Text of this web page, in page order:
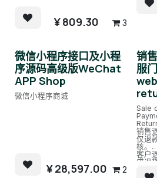
¥809.30 3
微信小程序接口及小程
序源码高级版WeChat
APP Shop
微信小程序商城
¥28,597.00 2
销
服
Sale
销售
仅退
核。
客户
成退